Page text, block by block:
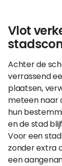
Vlot
Achter de
verrassend
plaatsen,
meteen naar
hun
en de stad
Voor een
zonder extra
een